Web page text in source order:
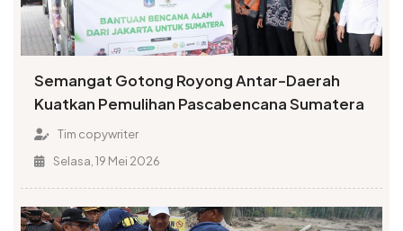
Semangat Gotong Royong Antar-Daerah
Kuatkan Pemulihan Pascabencana Sumatera
Tim copywriter
Selasa, 19 Mei 2026